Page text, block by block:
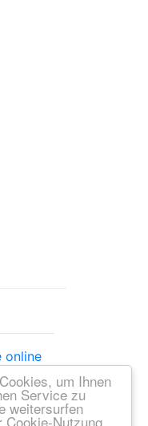
um Ihnen
Service zu
weitersurfen
Cookie-Nutzung
online